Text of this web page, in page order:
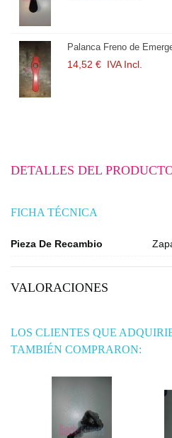
Palanca Freno de Emergencia bici
14,52 € IVA Incl.
DETALLES DEL
FICHA TÉCNICA
Pieza De Recambio
VALORACIONES
LOS CLIENTES QUE
TAMBIÉN COMPRARON: